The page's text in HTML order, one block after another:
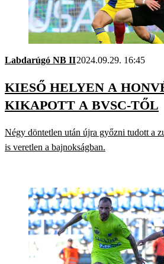
Labdarúgó NB II2024.09.29. 16:45
KIESŐ HELYEN A
KIKAPOTT A BVSC-TŐL
Négy döntetlen után újra győzni tudott a
is veretlen a bajnokságban.